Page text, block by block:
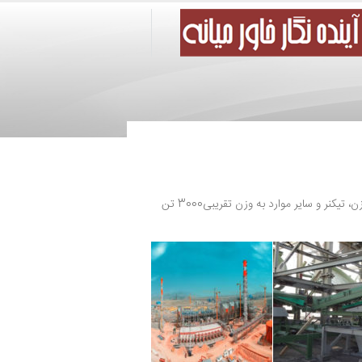
و سایر موارد به وزن تقریبی3000 تن